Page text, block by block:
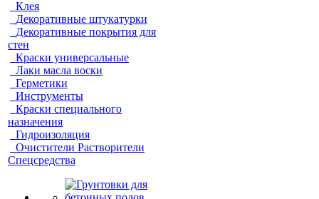
Клея
Декоративные штукатурки
Декоративные покрытия для
стен
Краски универсальные
Лаки масла воски
Герметики
Инструменты
Краски специального
назначения
Гидроизоляция
Очистители Растворители
Спецсредства